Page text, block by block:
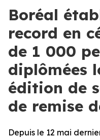
Boréal
record en
de 1 000
diplômées
édition de
de remise
Depuis le 12 mai